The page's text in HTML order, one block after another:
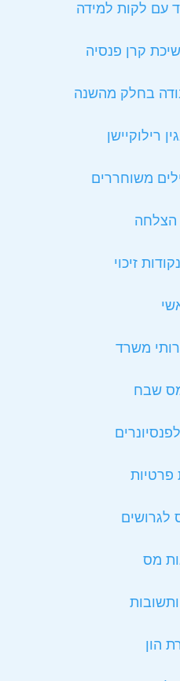
עם לקות למידה
קרן פנסיה
בחלק מהשנה
רילוקיישן
משוחררים
הצלחה
זיכוי
משרד
שבח
פרטיות
לגרושים
מס
הון